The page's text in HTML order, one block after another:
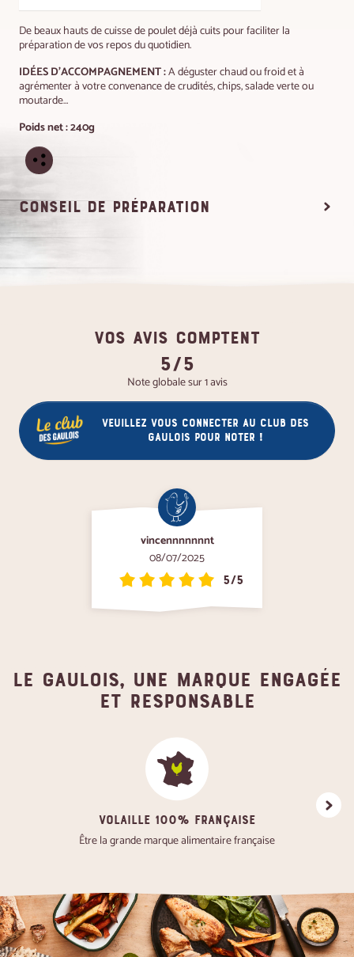
De beaux hauts de cuisse de poulet déjà cuits pour faciliter la
préparation de vos repos du quotidien.
IDÉES D'ACCOMPAGNEMENT :A déguster chaud ou froid et à
agrémenter à votre convenance de crudités, chips, salade verte ou
moutarde…
Poids net : 240g
conseil de préparation
VOS AVIS COMPTENT
5/5
Note globale sur 1 avis
Veuillez vous connecter au club des
gaulois pour noter !
vincennnnnnnt
08/07/2025
5/5
Le gaulois, une marque engagée
et responsable
VOLAILLE 100% FRANÇAISE
Être la grande marque alimentaire française